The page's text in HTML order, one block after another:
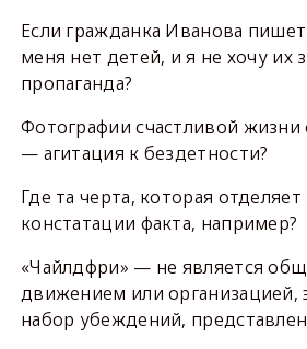
Если гражданка Иванова пишет
меня нет детей, и я не хочу их
пропаганда?
Фотографии счастливой жизни
— агитация к бездетности?
Где та черта, которая
констатации факта, например?
«Чайлдфри» — не является
движением или организацией,
набор убеждений,